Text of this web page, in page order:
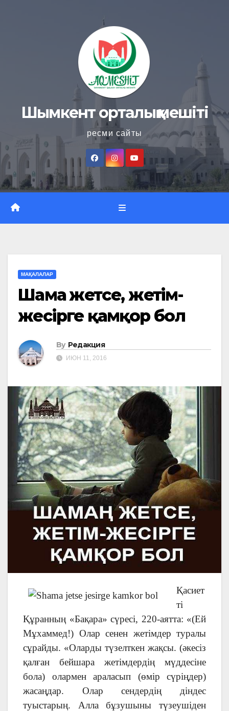
Шымкент орталық мешіті
ресми сайты
МАҚАЛАЛАР
Шамаң жетсе, жетім-
жесірге қамқор бол
By Редакция
ИЮН 11, 2016
Қасиет
ті
Құранның «Бақара» сүресі, 220-аятта: «(Ей
Мұхаммед!) Олар сенен жетімдер туралы
сұрайды. «Оларды түзелткен жақсы. (әкесіз
қалған бейшара жетімдердің мүддесіне
бола) олармен араласып (өмір сүріңдер)
жасаңдар. Олар сендердің діндес
туыстарың. Алла бұзушыны түзеушіден